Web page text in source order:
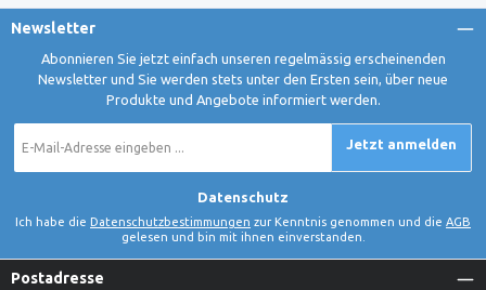
Newsletter
Abonnieren Sie jetzt einfach unseren regelmässig erscheinenden
Newsletter und Sie werden stets unter den Ersten sein, über neue
Produkte und Angebote informiert werden.
Mail-
Jetzt anmelden
Datenschutz
Ich habe die Datenschutzbestimmungen zur Kenntnis genommen und die AGB
gelesen und bin mit ihnen einverstanden.
Postadresse